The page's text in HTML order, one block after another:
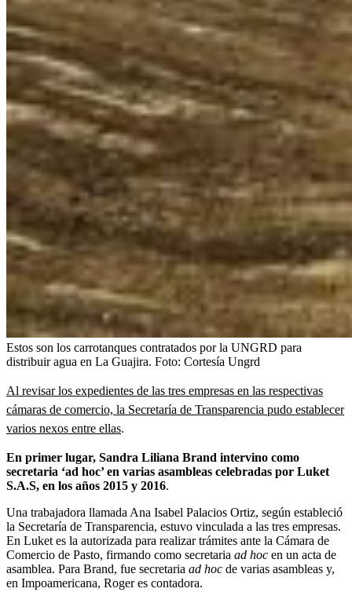
Estos son los carrotanques contratados por la UNGRD para
distribuir agua en La Guajira. Foto: Cortesía Ungrd
Al revisar los expedientes de las tres empresas en las respectivas
cámaras de comercio, la Secretaría de Transparencia pudo establecer
varios nexos entre ellas.
En primer lugar, Sandra Liliana Brand intervino como
secretaria ‘ad hoc’ en varias asambleas celebradas por Luket
S.A.S, en los años 2015 y 2016.
Una trabajadora llamada Ana Isabel Palacios Ortiz, según estableció
la Secretaría de Transparencia, estuvo vinculada a las tres empresas.
En Luket es la autorizada para realizar trámites ante la Cámara de
Comercio de Pasto, firmando como secretaria ad hoc en un acta de
asamblea. Para Brand, fue secretaria ad hoc de varias asambleas y,
en Impoamericana, Roger es contadora.